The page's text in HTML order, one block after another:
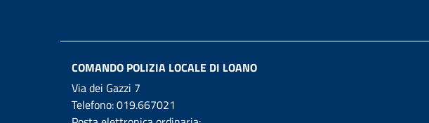
COMANDO POLIZIA LOCALE DI LOANO
Via dei Gazzi 7
Telefono:019.667021